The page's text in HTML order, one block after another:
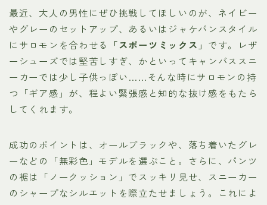
最近、大人の男性にぜひ挑戦してほしいのが、ネイビー
やグレーのセットアップ、あるいはジャケパンスタイル
にサロモンを合わせる
「スポーツミックス」 です。レザ
ーシューズでは堅苦しすぎ、かといってキャンバススニ
ーカーでは少し子供っぽい……そんな時にサロモンの持
つ「ギア感」が、程よい緊張感と知的な抜け感をもたら
してくれます。
成功のポイントは、オールブラックや、落ち着いたグレ
ーなどの「無彩色」モデルを選ぶこと。さらに、パンツ
の裾は「ノークッション」でスッキリ見せ、スニーカー
のシャープなシルエットを際立たせましょう。これによ